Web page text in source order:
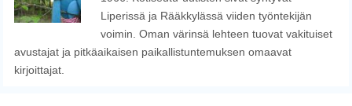
Liperissä ja Rääkkylässä viiden työntekijän
voimin. Oman värinsä lehteen tuovat vakituiset
avustajat ja pitkäaikaisen paikallistuntemuksen omaavat
kirjoittajat.